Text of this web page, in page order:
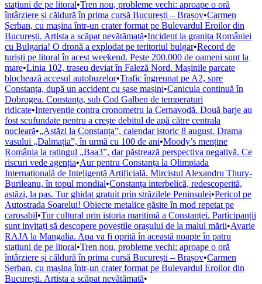
stațiuni de pe litoral•Tren nou, probleme vechi: aproape o oră
întârziere și căldură în prima cursă București – Brașov•Carmen
Șerban, cu mașina într-un crater format pe Bulevardul Eroilor din
București. Artista a scăpat nevătămată•Incident la granița României
cu Bulgaria! O dronă a explodat pe teritoriul bulgar•Record de
turiști pe litoral în acest weekend. Peste 200.000 de oameni sunt la
mare•Linia 102, traseu deviat în Faleză Nord. Mașinile parcate
blochează accesul autobuzelor•Trafic îngreunat pe A2, spre
Constanța, după un accident cu șase mașini•Canicula continuă în
Dobrogea. Constanța, sub Cod Galben de temperaturi
ridicate•Intervenție contra cronometru la Cernavodă. Două barje au
fost scufundate pentru a crește debitul de apă către centrala
nucleară•„Astăzi la Constanța”, calendar istoric 8 august. Drama
vasului „Dalmația”, în urmă cu 100 de ani•Moody’s menține
România la ratingul „Baa3”, dar păstrează perspectiva negativă. Ce
riscuri vede agenția•Aur pentru Constanța la Olimpiada
Internațională de Inteligență Artificială. Mircistul Alexandru Thury-
Burileanu, în topul mondial•Constanța interbelică, redescoperită,
astăzi, la pas. Tur ghidat gratuit prin străzilele Peninsulei•Pericol pe
Autostrada Soarelui! Obiecte metalice găsite în mod repetat pe
carosabil•Tur cultural prin istoria maritimă a Constanței. Participanții
sunt invitați să descopere poveștile orașului de la malul mării•Avarie
RAJA la Mangalia. Apa va fi oprită în această noapte în patru
stațiuni de pe litoral•Tren nou, probleme vechi: aproape o oră
întârziere și căldură în prima cursă București – Brașov•Carmen
Șerban, cu mașina într-un crater format pe Bulevardul Eroilor din
București. Artista a scăpat nevătămată•